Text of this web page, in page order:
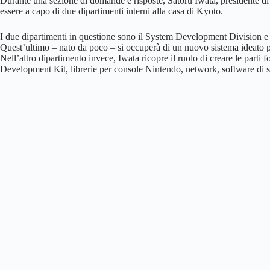
essere a capo di due dipartimenti interni alla casa di Kyoto.
I due dipartimenti in questione sono il System Development Division
Quest’ultimo – nato da poco – si occuperà di un nuovo sistema
Nell’altro dipartimento invece, Iwata ricopre il ruolo di creare le parti
Development Kit, librerie per console Nintendo, network, software di